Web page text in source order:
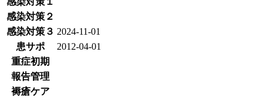
感染対策２
感染対策３ 2024-11-01
患サポ
2012-04-01
重症初期
報告管理
褥瘡ケア